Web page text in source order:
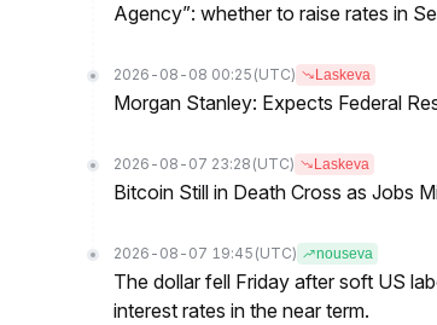
Agency”: whether to raise rates in
2026-08-08 00:25 (UTC) Laskeva
Morgan Stanley: Expects Federal
2026-08-07 23:28 (UTC) Laskeva
Bitcoin Still in Death Cross as Jobs
2026-08-07 19:45 (UTC) nouseva
The dollar fell Friday after soft US
interest rates in the near term.